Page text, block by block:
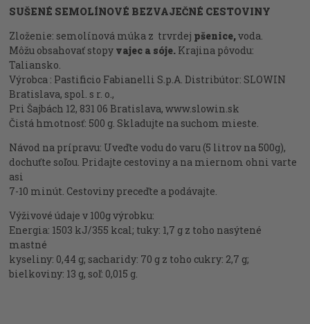
SUŠENÉ SEMOLÍNOVÉ BEZVAJEČNÉ CESTOVINY
Zloženie: semolínová múka z trvrdej pšenice,voda.
Môžu obsahovať stopy vajec a sóje. Krajina pôvodu:
Taliansko.
Výrobca : Pastificio Fabianelli S.p.A. Distribútor: SLOWIN
Bratislava, spol. s r. o.,
Pri Šajbách 12, 831 06 Bratislava, www.slowin.sk
Čistá hmotnosť: 500 g. Skladujte na suchom mieste.
Návod na prípravu: Uveďte vodu do varu (5 litrov na 500g),
dochuťte soľou. Pridajte cestoviny a na miernom ohni varte
asi
7-10 minút. Cestoviny preceďte a podávajte.
Výživové údaje v 100g výrobku:
Energia: 1503 kJ/355 kcal; tuky: 1,7 g z toho nasýtené
mastné
kyseliny: 0,44 g; sacharidy: 70 g z toho cukry: 2,7 g;
bielkoviny: 13 g, soľ: 0,015 g.